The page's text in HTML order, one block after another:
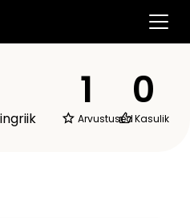
1
Arvustused
0
Kasulik